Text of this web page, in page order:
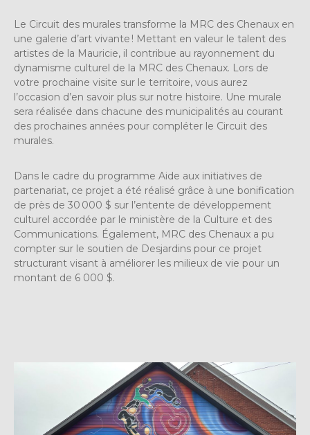
Le Circuit des murales transforme la MRC des Chenaux en
une galerie d’art vivante ! Mettant en valeur le talent des
artistes de la Mauricie, il contribue au rayonnement du
dynamisme culturel de la MRC des Chenaux. Lors de
votre prochaine visite sur le territoire, vous aurez
l’occasion d’en savoir plus sur notre histoire. Une murale
sera réalisée dans chacune des municipalités au courant
des prochaines années pour compléter le Circuit des
murales.
Dans le cadre du programme Aide aux initiatives de
partenariat, ce projet a été réalisé grâce à une bonification
de près de 30 000 $ sur l’entente de développement
culturel accordée par le ministère de la Culture et des
Communications. Également, MRC des Chenaux a pu
compter sur le soutien de Desjardins pour ce projet
structurant visant à améliorer les milieux de vie pour un
montant de 6 000 $.